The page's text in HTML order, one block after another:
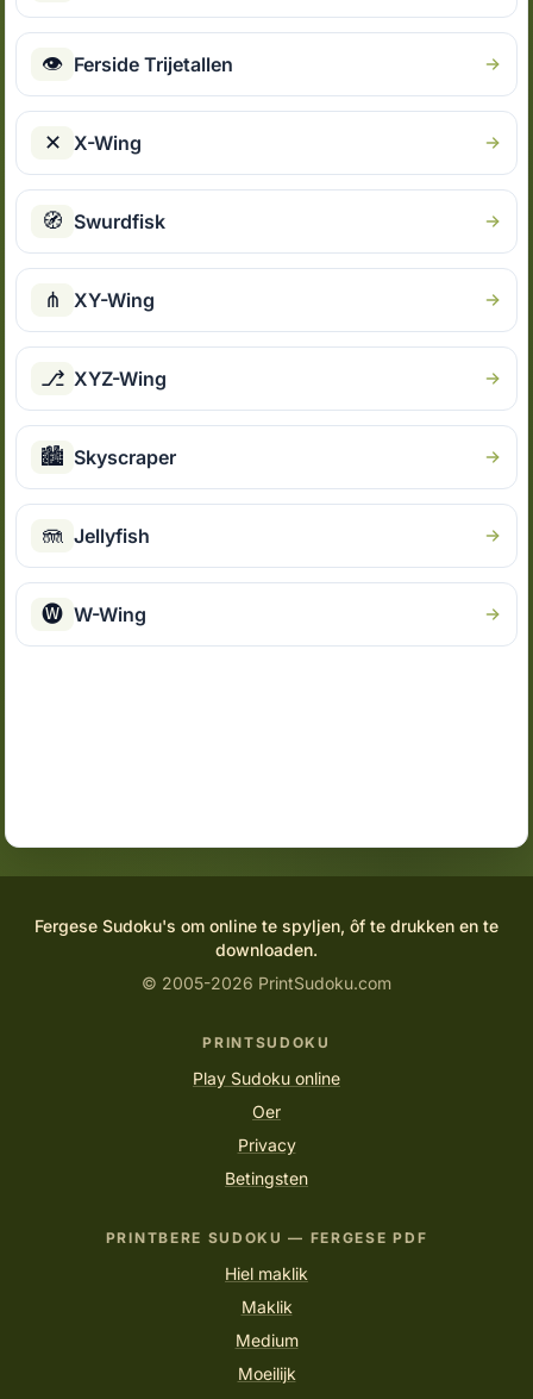
👁 Ferside Trijetallen
✕ X-Wing
🧭 Swurdfisk
⋔ XY-Wing
⎇ XYZ-Wing
🏙 Skyscraper
🪼 Jellyfish
🅦 W-Wing
Fergese Sudoku's om online te spyljen, ôf te drukken en te
downloaden.
© 2005-2026 PrintSudoku.com
PRINTSUDOKU
Play Sudoku online
Oer
Privacy
Betingsten
PRINTBERE SUDOKU — FERGESE PDF
Hiel maklik
Maklik
Medium
Moeilijk